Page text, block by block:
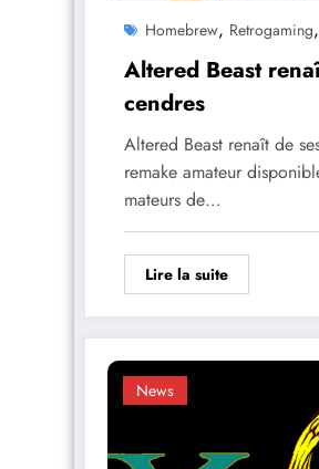
Homebrew, Retrogaming,
Altered Beast
cendres
Altered Beast renaît de
remake amateur
mateurs de…
Lire la suite
News